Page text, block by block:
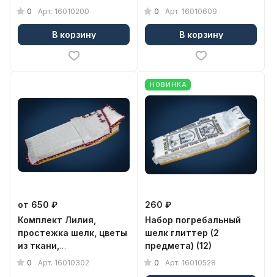
0 Арт. 16010200
В корзину
0 Арт. 16010609
В корзину
от 650 ₽
Комплект Лилия,
простежка шелк, цветы
из ткани,
покр.+подушка (98090)
0 Арт. 16010302
НОВИНКА
260 ₽
Набор погребальный
шелк глиттер (2
предмета) (12)
0 Арт. 16010528